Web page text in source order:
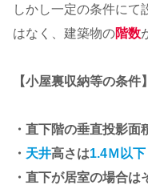
しかし一定の条件にて
はなく、建築物の階数
【小屋裏収納等の条件】
・直下階の垂直投影面
・ 天井高さは1.4Ｍ以下
・直下が居室の場合は